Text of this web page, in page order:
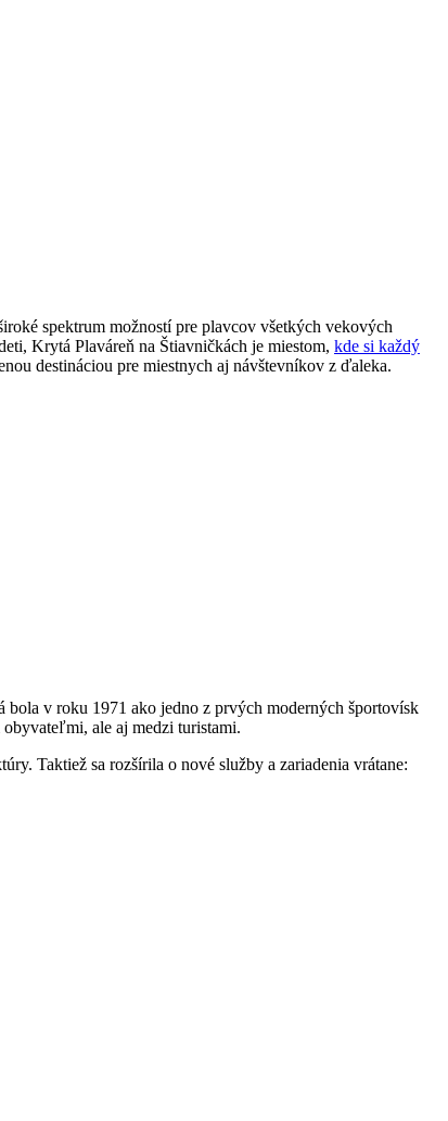
spektrum možností pre plavcov všetkých vekových
Krytá Plaváreň na Štiavničkách je miestom, kde si každý
destináciou pre miestnych aj návštevníkov z ďaleka.
bola v roku 1971 ako jedno z prvých moderných športovísk
ale aj medzi turistami.
Taktiež sa rozšírila o nové služby a zariadenia vrátane: